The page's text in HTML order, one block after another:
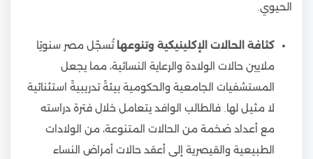
الحيوي.
كثافة الحالات الإكلينيكية وتنوعها تُسجّل مصر سنويًا
ملايين حالات الولادة والرعاية النسائية، مما يجعل
المستشفيات الجامعية والحكومية بيئةً تدريبيةً استثنائية
لا مثيل لها. فالطالب الوافد يتعامل خلال فترة دراسته
مع أعداد ضخمة من الحالات المتنوعة، من الولادات
الطبيعية والقيصرية إلى أعقد حالات أمراض النساء